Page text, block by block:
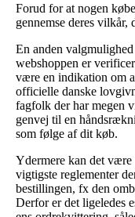
Forud for at nogen
gennemse deres vilkår,
En anden
webshoppen er
være en indikation om
officielle danske
fagfolk der har megen
genvej til en
som følge af dit køb.
Ydermere kan det
vigtigste reglementer
bestillingen, fx den
Derfor er det ligeledes